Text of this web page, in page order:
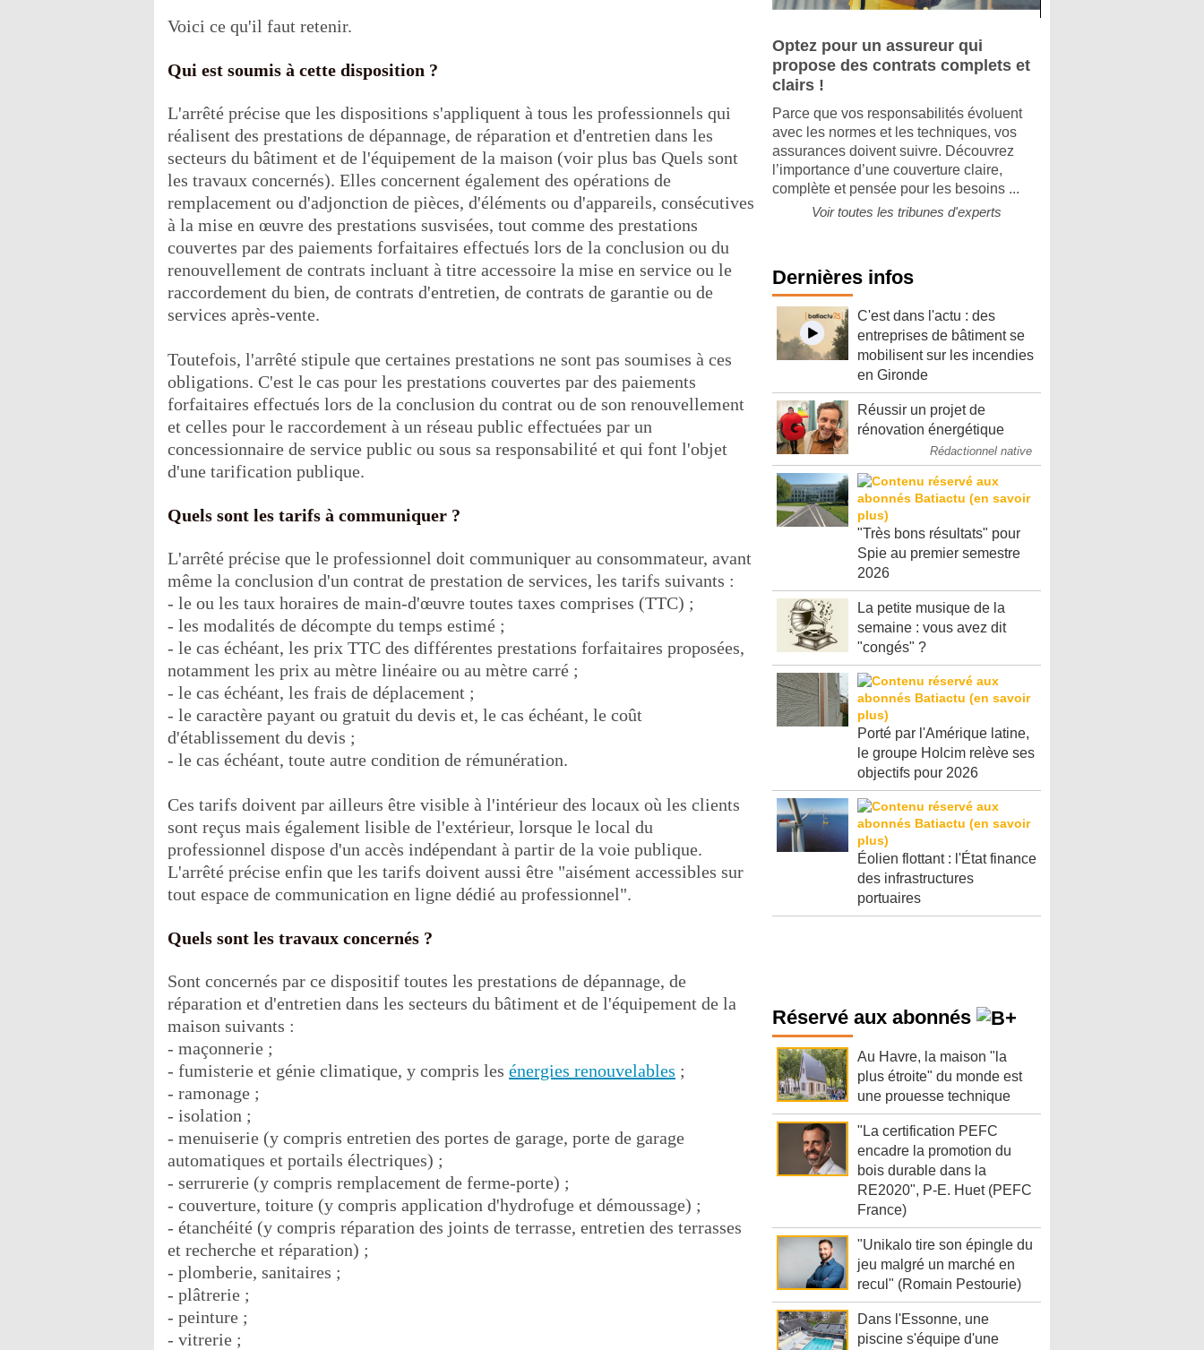
Voici ce qu'il faut retenir.
Qui est soumis à cette disposition ?
L'arrêté précise que les dispositions s'appliquent à tous les professionnels qui
réalisent des prestations de dépannage, de réparation et d'entretien dans les
secteurs du bâtiment et de l'équipement de la maison (voir plus bas Quels sont
les travaux concernés). Elles concernent également des opérations de
remplacement ou d'adjonction de pièces, d'éléments ou d'appareils, consécutives
à la mise en œuvre des prestations susvisées, tout comme des prestations
couvertes par des paiements forfaitaires effectués lors de la conclusion ou du
renouvellement de contrats incluant à titre accessoire la mise en service ou le
raccordement du bien, de contrats d'entretien, de contrats de garantie ou de
services après-vente.
Toutefois, l'arrêté stipule que certaines prestations ne sont pas soumises à ces
obligations. C'est le cas pour les prestations couvertes par des paiements
forfaitaires effectués lors de la conclusion du contrat ou de son renouvellement
et celles pour le raccordement à un réseau public effectuées par un
concessionnaire de service public ou sous sa responsabilité et qui font l'objet
d'une tarification publique.
Quels sont les tarifs à communiquer ?
L'arrêté précise que le professionnel doit communiquer au consommateur, avant
même la conclusion d'un contrat de prestation de services, les tarifs suivants :
- le ou les taux horaires de main-d'œuvre toutes taxes comprises (TTC) ;
- les modalités de décompte du temps estimé ;
- le cas échéant, les prix TTC des différentes prestations forfaitaires proposées,
notamment les prix au mètre linéaire ou au mètre carré ;
- le cas échéant, les frais de déplacement ;
- le caractère payant ou gratuit du devis et, le cas échéant, le coût
d'établissement du devis ;
- le cas échéant, toute autre condition de rémunération.
Ces tarifs doivent par ailleurs être visible à l'intérieur des locaux où les clients
sont reçus mais également lisible de l'extérieur, lorsque le local du
professionnel dispose d'un accès indépendant à partir de la voie publique.
L'arrêté précise enfin que les tarifs doivent aussi être "aisément accessibles sur
tout espace de communication en ligne dédié au professionnel".
Quels sont les travaux concernés ?
Sont concernés par ce dispositif toutes les prestations de dépannage, de
réparation et d'entretien dans les secteurs du bâtiment et de l'équipement de la
maison suivants :
- maçonnerie ;
- fumisterie et génie climatique, y compris les énergies renouvelables ;
- ramonage ;
- isolation ;
- menuiserie (y compris entretien des portes de garage, porte de garage
automatiques et portails électriques) ;
- serrurerie (y compris remplacement de ferme-porte) ;
- couverture, toiture (y compris application d'hydrofuge et démoussage) ;
- étanchéité (y compris réparation des joints de terrasse, entretien des terrasses
et recherche et réparation) ;
- plomberie, sanitaires ;
- plâtrerie ;
- peinture ;
- vitrerie ;
Optez pour un assureur qui
propose des contrats complets et
clairs !
Parce que vos responsabilités évoluent
avec les normes et les techniques, vos
assurances doivent suivre. Découvrez
l’importance d’une couverture claire,
complète et pensée pour les besoins ...
Voir toutes les tribunes d'experts
Dernières infos
C'est dans l'actu : des
entreprises de bâtiment se
mobilisent sur les incendies
en Gironde
Réussir un projet de
rénovation énergétique
Rédactionnel native
"Très bons résultats" pour
Spie au premier semestre
2026
La petite musique de la
semaine : vous avez dit
"congés" ?
Porté par l'Amérique latine,
le groupe Holcim relève ses
objectifs pour 2026
Éolien flottant : l'État finance
des infrastructures
portuaires
Réservé aux abonnés
Au Havre, la maison "la
plus étroite" du monde est
une prouesse technique
"La certification PEFC
encadre la promotion du
bois durable dans la
RE2020", P-E. Huet (PEFC
France)
"Unikalo tire son épingle du
jeu malgré un marché en
recul" (Romain Pestourie)
Dans l'Essonne, une
piscine s'équipe d'une